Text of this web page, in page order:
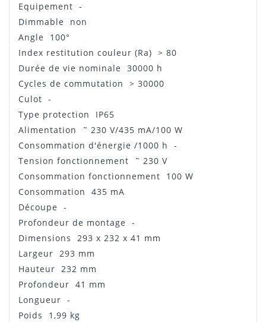
Equipement -
Dimmable non
Angle 100°
Index restitution couleur (Ra) > 80
Durée de vie nominale 30000 h
Cycles de commutation > 30000
Culot -
Type protection IP65
Alimentation ˜ 230 V/435 mA/100 W
Consommation d'énergie /1000 h -
Tension fonctionnement ˜ 230 V
Consommation fonctionnement 100 W
Consommation 435 mA
Découpe -
Profondeur de montage -
Dimensions 293 x 232 x 41 mm
Largeur 293 mm
Hauteur 232 mm
Profondeur 41 mm
Longueur -
Poids 1,99 kg